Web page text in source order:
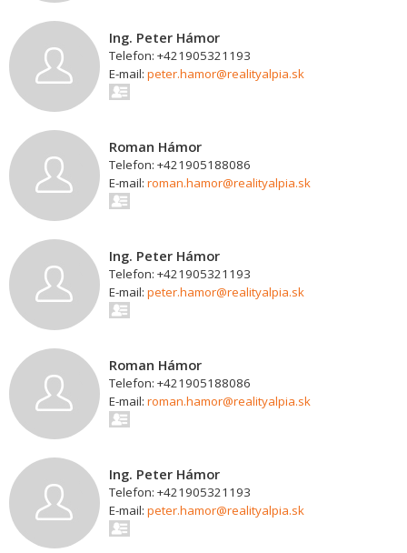
Ing. Peter Hámor
Telefon: +421905321193
E-mail: peter.hamor@realityalpia.sk
Roman Hámor
Telefon: +421905188086
E-mail: roman.hamor@realityalpia.sk
Ing. Peter Hámor
Telefon: +421905321193
E-mail: peter.hamor@realityalpia.sk
Roman Hámor
Telefon: +421905188086
E-mail: roman.hamor@realityalpia.sk
Ing. Peter Hámor
Telefon: +421905321193
E-mail: peter.hamor@realityalpia.sk